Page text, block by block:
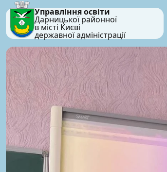
Управління освіти
Дарницької районної
в місті Києві
державної адміністрації